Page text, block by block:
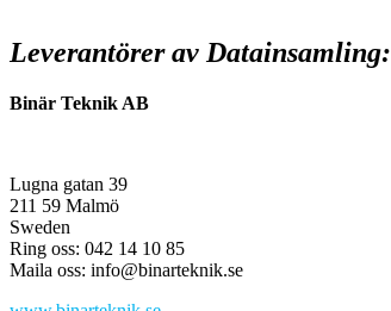
Leverantörer av Datainsamling:
Binär Teknik AB
Lugna gatan 39
211 59 Malmö
Sweden
Ring oss: 042 14 10 85
Maila oss: info@binarteknik.se